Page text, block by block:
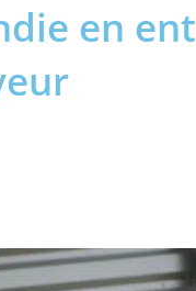
en